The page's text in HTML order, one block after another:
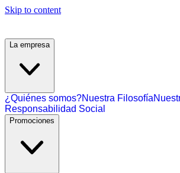
Skip to content
La empresa
¿Quiénes somos?Nuestra Filosofía
Responsabilidad Social
Promociones